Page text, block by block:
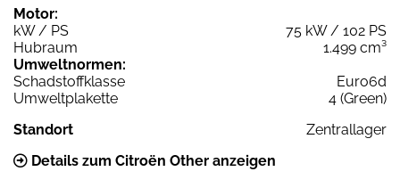
Motor:
kW / PS
75 kW / 102 PS
Hubraum
1.499 cm³
Umweltnormen:
Schadstoffklasse
Euro6d
Umweltplakette
4 (Green)
Standort
Zentrallager
Details zum Citroën Other anzeigen